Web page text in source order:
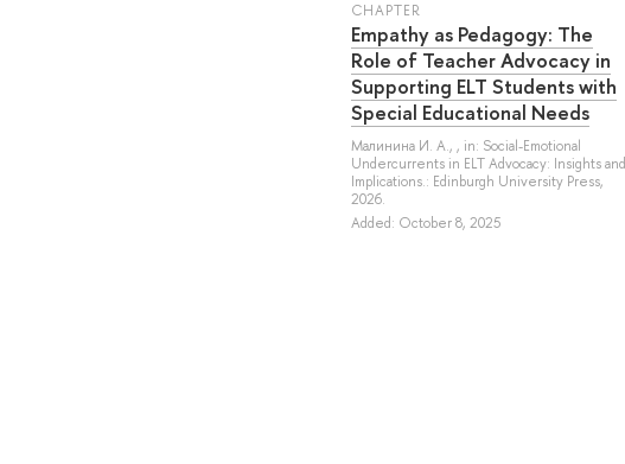
СHAPTER
Empathy as Pedagogy: The
Role of Teacher Advocacy in
Supporting ELT Students with
Special Educational Needs
Малинина И. А., , in: Social-Emotional
Undercurrents in ELT Advocacy: Insights and
Implications.: Edinburgh University Press,
2026.
Added: October 8, 2025